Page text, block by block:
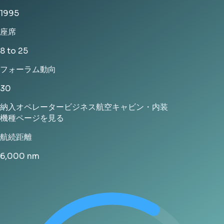
1995
座席
8 to 25
フォーラム動向
30
納入オペレータービジネス航空キャビン・内装
機種ページを見る
航続距離
6,000 nm